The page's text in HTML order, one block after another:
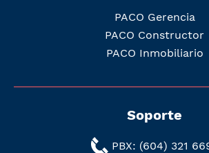
PACO Gerencia
PACO Constructor
PACO Inmobiliario
Soporte
PBX: (604) 321